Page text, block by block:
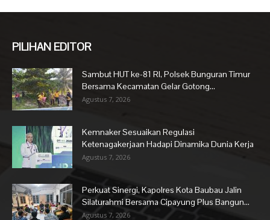
PILIHAN EDITOR
Sambut HUT ke-81 RI, Polsek Bunguran Timur
Bersama Kecamatan Gelar Gotong...
Agustus 7, 2026
Kemnaker Sesuaikan Regulasi
Ketenagakerjaan Hadapi Dinamika Dunia Kerja
Agustus 7, 2026
Perkuat Sinergi, Kapolres Kota Baubau Jalin
Silaturahmi Bersama Cipayung Plus Bangun...
Agustus 7, 2026